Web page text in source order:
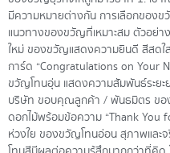
มีความหมายต่างกัน การเลือกของ
แนวทางของขวัญที่เหมาะสม ตัวอย่า
ใหม่ ของขวัญแสดงความยินดี สีสดใ
การ์ด “Congratulations on Your
ขวัญโทนอุ่น แสดงความสัมพันธ์ระยะ
บริษัท ขอบคุณลูกค้า / พันธมิตร ขอ
ดอกไม้พร้อมข้อความ “Thank You
ห่วงใย ของขวัญโทนอ่อน สุภาพและ